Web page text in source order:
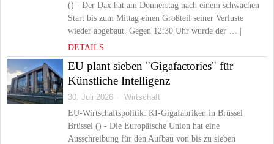
() - Der Dax hat am Donnerstag nach einem schwachen
Start bis zum Mittag einen Großteil seiner Verluste
wieder abgebaut. Gegen 12:30 Uhr wurde der … |
DETAILS
EU plant sieben "Gigafactories" für
Künstliche Intelligenz
30. Juli 2026
Wirtschaft
EU-Wirtschaftspolitik: KI-Gigafabriken in Brüssel
Brüssel () - Die Europäische Union hat eine
Ausschreibung für den Aufbau von bis zu sieben